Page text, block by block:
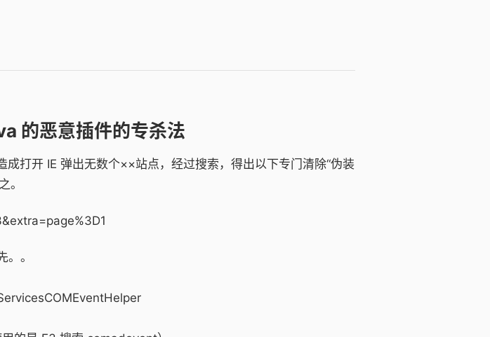
的恶意插件的专杀法
开 IE 弹出无数个××站点，经过搜索，得出以下专门清除“伪装
。
。